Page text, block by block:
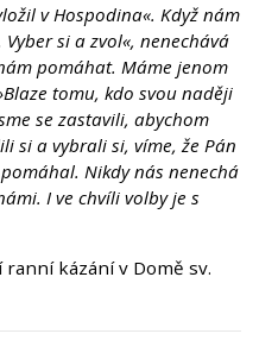
v Hospodina«. Když nám
si a zvol«, nenechává
pomáhat. Máme jenom
tomu, kdo svou naději
se zastavili, abychom
si a vybrali si, víme, že Pán
Nikdy nás nenechá
I ve chvíli volby je s
kázání v Domě sv.